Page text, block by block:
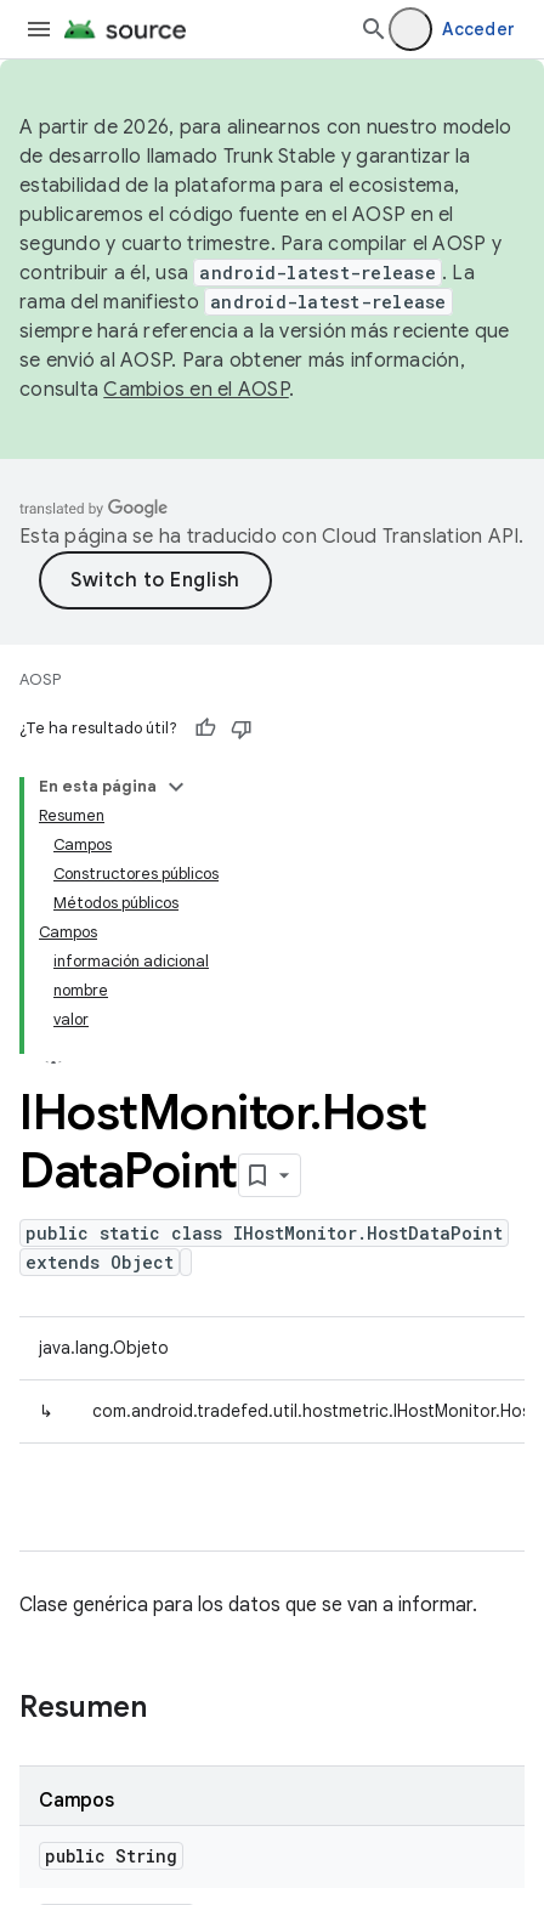
Acceder
A partir de 2026, para alinearnos con nuestro modelo
de desarrollo llamado Trunk Stable y garantizar la
estabilidad de la plataforma para el ecosistema,
publicaremos el código fuente en el AOSP en el
segundo y cuarto trimestre. Para compilar el AOSP y
contribuir a él, usa android-latest-release . La
rama del manifiesto android-latest-release
siempre hará referencia a la versión más reciente que
se envió al AOSP. Para obtener más información,
consultaCambios en el AOSP.
Esta página se ha traducido con Cloud Translation API.
AOSP
¿Te ha resultado útil?
En esta página
Resumen
Campos
Constructores públicos
Métodos públicos
Campos
información adicional
nombre
valor
IHostMonitor.Host
DataPoint
public static class IHostMonitor.HostDataPoint
extends Object
java.lang.Objeto
↳
Clase genérica para los datos que se van a informar.
Resumen
Campos
public String